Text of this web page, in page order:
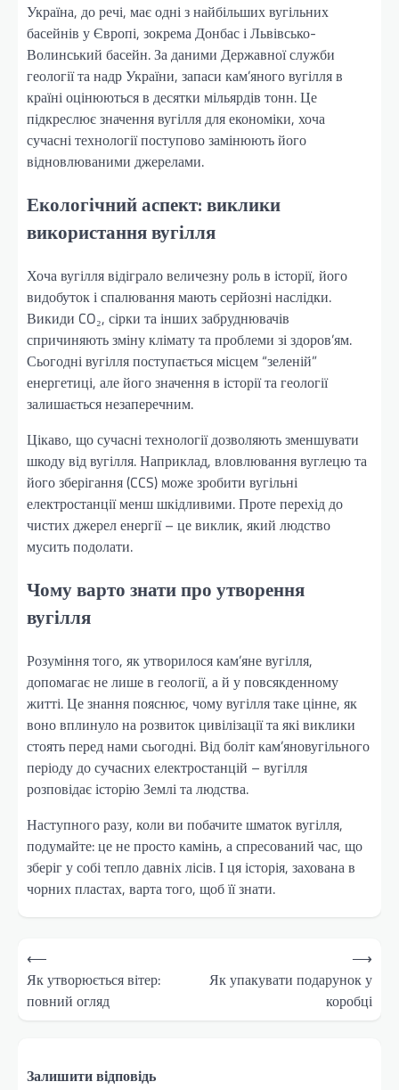
Україна, до речі, має одні з найбільших вугільних
басейнів у Європі, зокрема Донбас і Львівсько-
Волинський басейн. За даними Державної служби
геології та надр України, запаси кам’яного вугілля в
країні оцінюються в десятки мільярдів тонн. Це
підкреслює значення вугілля для економіки, хоча
сучасні технології поступово замінюють його
відновлюваними джерелами.
Екологічний аспект: виклики
використання вугілля
Хоча вугілля відіграло величезну роль в історії, його
видобуток і спалювання мають серйозні наслідки.
Викиди CO₂, сірки та інших забруднювачів
спричиняють зміну клімату та проблеми зі здоров’ям.
Сьогодні вугілля поступається місцем “зеленій”
енергетиці, але його значення в історії та геології
залишається незаперечним.
Цікаво, що сучасні технології дозволяють зменшувати
шкоду від вугілля. Наприклад, вловлювання вуглецю та
його зберігання (CCS) може зробити вугільні
електростанції менш шкідливими. Проте перехід до
чистих джерел енергії – це виклик, який людство
мусить подолати.
Чому варто знати про утворення
вугілля
Розуміння того, як утворилося кам’яне вугілля,
допомагає не лише в геології, а й у повсякденному
житті. Це знання пояснює, чому вугілля таке цінне, як
воно вплинуло на розвиток цивілізації та які виклики
стоять перед нами сьогодні. Від боліт кам’яновугільного
періоду до сучасних електростанцій – вугілля
розповідає історію Землі та людства.
Наступного разу, коли ви побачите шматок вугілля,
подумайте: це не просто камінь, а спресований час, що
зберіг у собі тепло давніх лісів. І ця історія, захована в
чорних пластах, варта того, щоб її знати.
Навігація
записів
⟵
Як утворюється вітер:
повний огляд
Як упакувати подарунок у
коробці
⟶
Залишити відповідь